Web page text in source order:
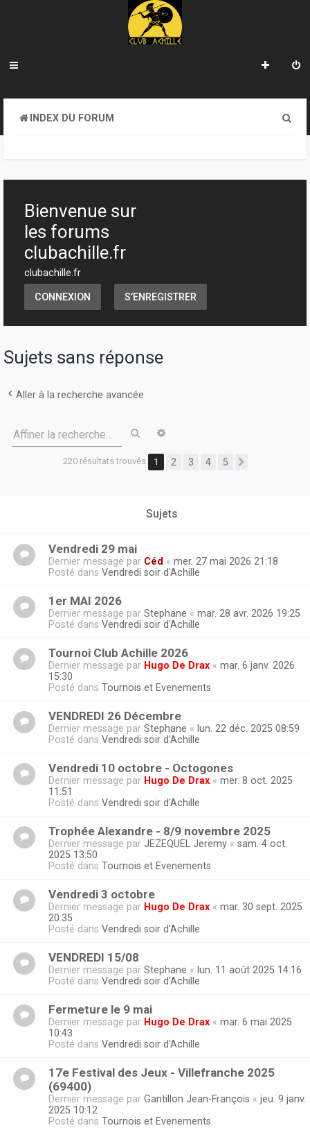
INDEX DU FORUM
h
Bienvenue sur
les forums
clubachille.fr
clubachille.fr
CONNEXION S’ENREGISTRER
Sujets sans réponse
Aller à la recherche avancée
Affiner la recherche… Rechercher
220 résultats trouvés 1 2 3 4 5
Sujets
Vendredi 29 mai
Dernier message par Céd « mer. 27 mai 2026 21:18
Posté dans Vendredi soir d'Achille
1er MAI 2026
Dernier message par Stephane « mar. 28 avr. 2026 19:25
Posté dans Vendredi soir d'Achille
Tournoi Club Achille 2026
Dernier message par Hugo De Drax « mar. 6 janv. 2026
15:30
Posté dans Tournois et Evenements
VENDREDI 26 Décembre
Dernier message par Stephane « lun. 22 déc. 2025 08:59
Posté dans Vendredi soir d'Achille
Vendredi 10 octobre - Octogones
Dernier message par Hugo De Drax « mer. 8 oct. 2025
11:51
Posté dans Vendredi soir d'Achille
Trophée Alexandre - 8/9 novembre 2025
Dernier message par JEZEQUEL Jeremy « sam. 4 oct.
2025 13:50
Posté dans Tournois et Evenements
Vendredi 3 octobre
Dernier message par Hugo De Drax « mar. 30 sept. 2025
20:35
Posté dans Vendredi soir d'Achille
VENDREDI 15/08
Dernier message par Stephane « lun. 11 août 2025 14:16
Posté dans Vendredi soir d'Achille
Fermeture le 9 mai
Dernier message par Hugo De Drax « mar. 6 mai 2025
10:43
Posté dans Vendredi soir d'Achille
17e Festival des Jeux - Villefranche 2025
(69400)
Dernier message par Gantillon Jean-François « jeu. 9 janv.
2025 10:12
Posté dans Tournois et Evenements